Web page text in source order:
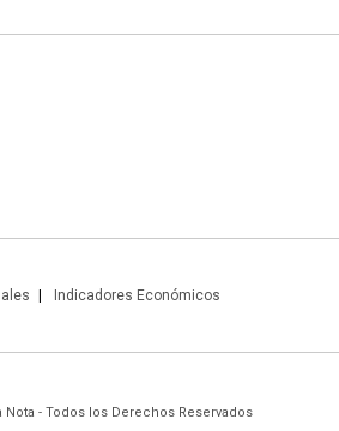
Indicadores Económicos
Nota - Todos los Derechos Reservados